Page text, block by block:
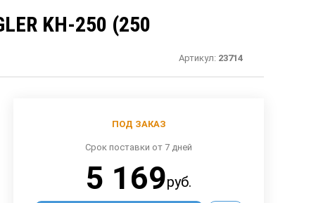
KН-250 (250
Артикул: 23714
ПОД ЗАКАЗ
Срок поставки от 7 дней
5 169руб.